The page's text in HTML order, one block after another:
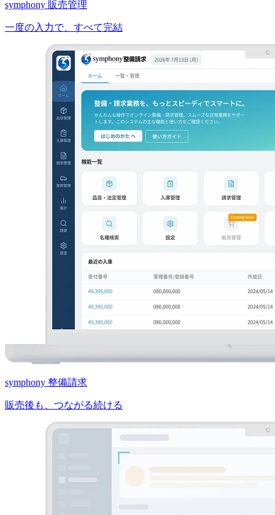
symphony 販売管理
一度の入力で、すべて完結
symphony 整備請求
販売後も、つながる続ける